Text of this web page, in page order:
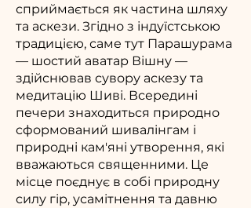
сприймається як частина шляху
та аскези. Згідно з індуїстською
традицією, саме тут Парашурама
— шостий аватар Вішну —
здійснював сувору аскезу та
медитацію Шиві. Всередині
печери знаходиться природно
сформований шивалінгам і
природні кам'яні утворення, які
вважаються священними. Це
місце поєднує в собі природну
силу гір, усамітнення та давню